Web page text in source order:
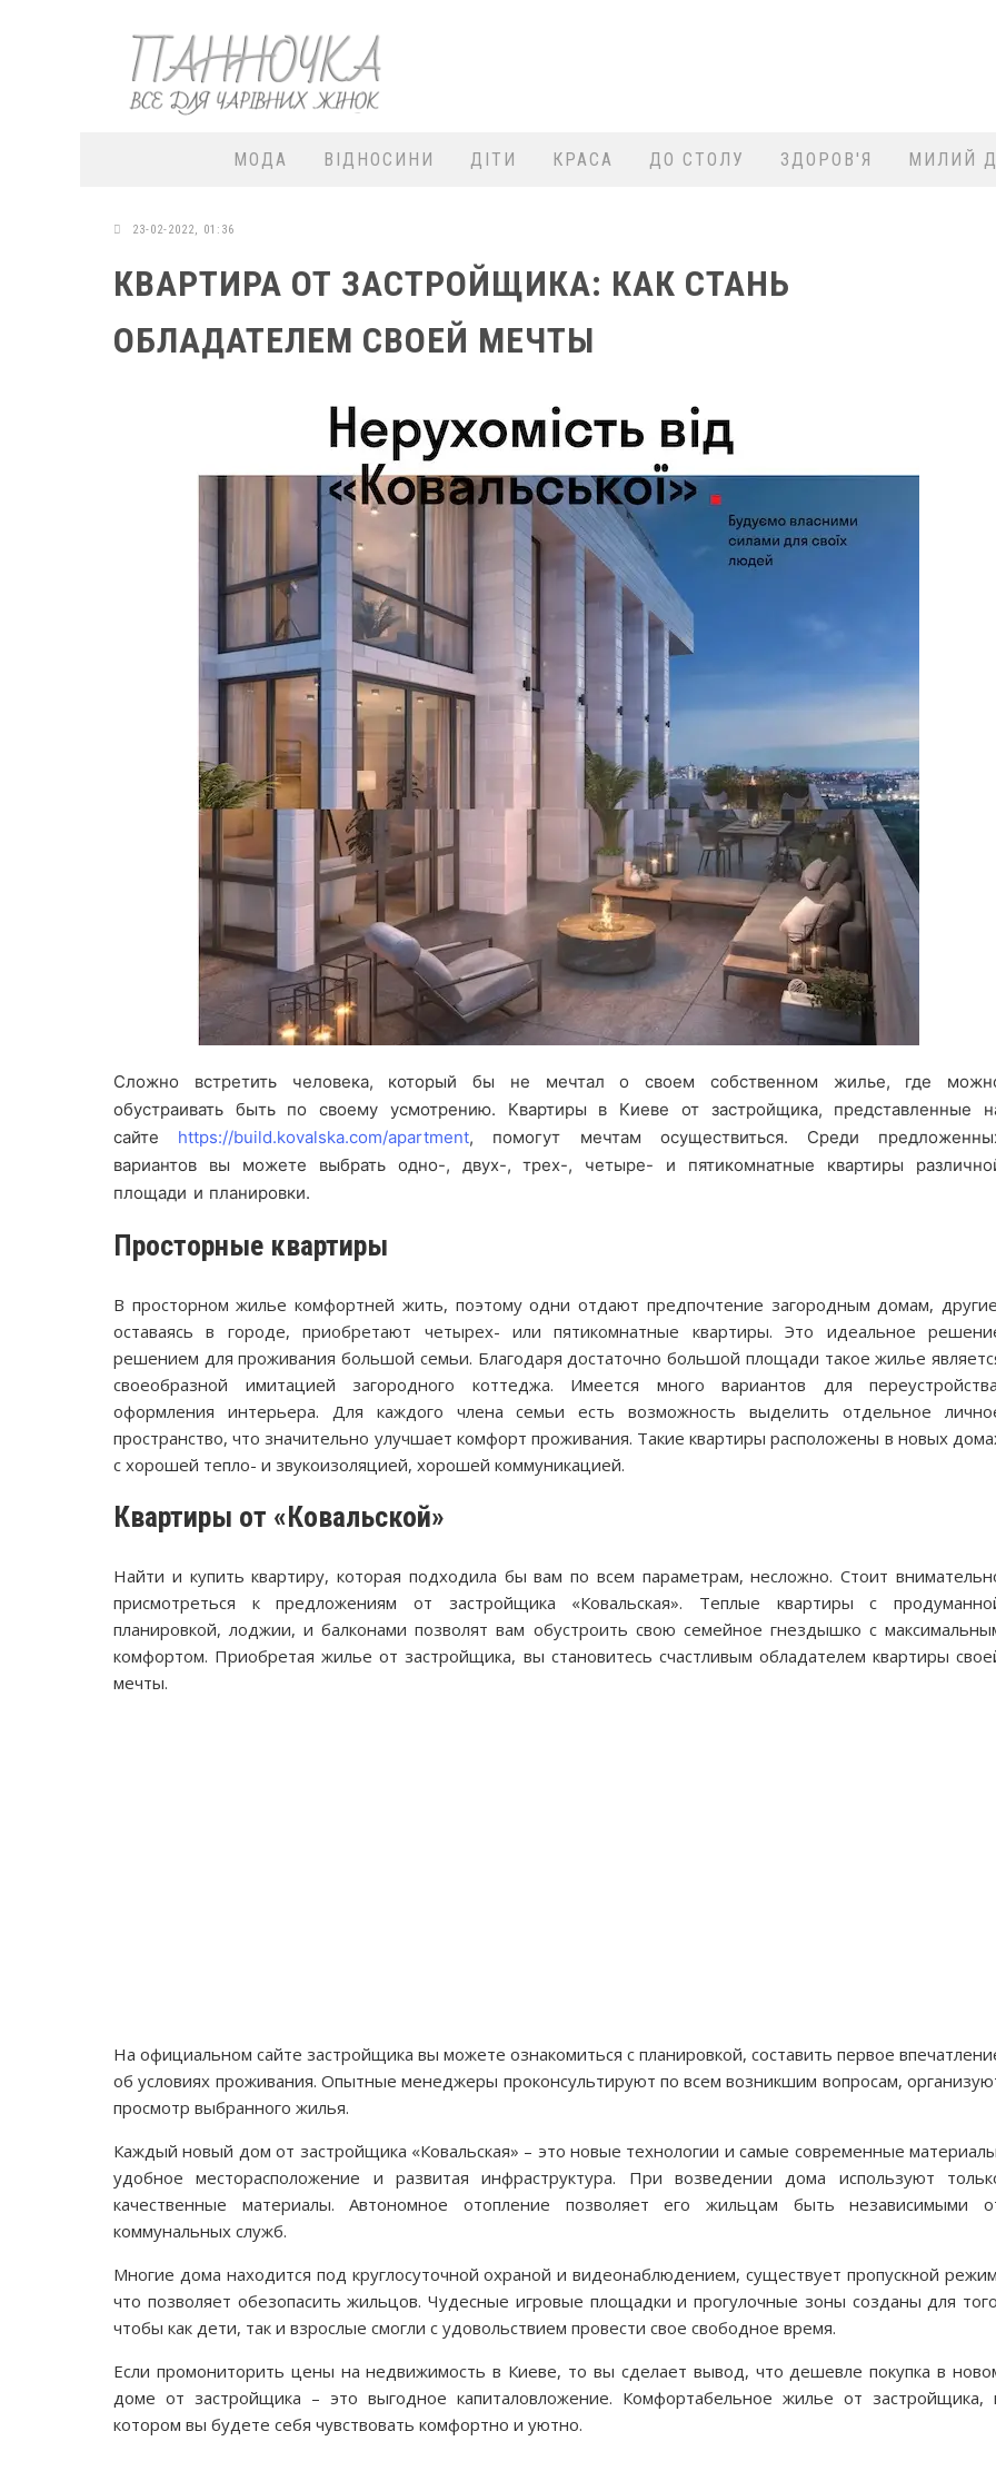
МОДА ВІДНОСИНИ ДІТИ КРАСА ДО СТОЛУ ЗДОРОВ'Я МИЛИЙ
23-02-2022, 01:36
КВАРТИРА ОТ ЗАСТРОЙЩИКА: КАК СТАНЬ
ОБЛАДАТЕЛЕМ СВОЕЙ МЕЧТЫ
Сложно встретить человека, который бы не мечтал о своем собственном жилье, где
обустраивать быть по своему усмотрению. Квартиры в Киеве от застройщика, представленные
сайте
https://build.kovalska.com/apartment, помогут мечтам осуществиться. Среди
вариантов вы можете выбрать одно-, двух-, трех-, четыре- и пятикомнатные квартиры
площади и планировки.
Просторные квартиры
В просторном жилье комфортней жить, поэтому одни отдают предпочтение загородным домам,
оставаясь в городе, приобретают четырех- или пятикомнатные квартиры. Это идеальное
решением для проживания большой семьи. Благодаря достаточно большой площади такое жилье
своеобразной имитацией загородного коттеджа. Имеется много вариантов для
оформления интерьера. Для каждого члена семьи есть возможность выделить отдельное
пространство, что значительно улучшает комфорт проживания. Такие квартиры расположены в новых
с хорошей тепло- и звукоизоляцией, хорошей коммуникацией.
Квартиры от «Ковальской»
Найти и купить квартиру, которая подходила бы вам по всем параметрам, несложно. Стоит
присмотреться к предложениям от застройщика «Ковальская». Теплые квартиры с
планировкой, лоджии, и балконами позволят вам обустроить свою семейное гнездышко с
комфортом. Приобретая жилье от застройщика, вы становитесь счастливым обладателем квартиры
мечты.
На официальном сайте застройщика вы можете ознакомиться с планировкой, составить первое
об условиях проживания. Опытные менеджеры проконсультируют по всем возникшим вопросам,
просмотр выбранного жилья.
Каждый новый дом от застройщика «Ковальская» – это новые технологии и самые современные
удобное месторасположение и развитая инфраструктура. При возведении дома используют
качественные материалы. Автономное отопление позволяет его жильцам быть независимыми
коммунальных служб.
Многие дома находится под круглосуточной охраной и видеонаблюдением, существует пропускной
что позволяет обезопасить жильцов. Чудесные игровые площадки и прогулочные зоны созданы для
чтобы как дети, так и взрослые смогли с удовольствием провести свое свободное время.
Если промониторить цены на недвижимость в Киеве, то вы сделает вывод, что дешевле покупка в
доме от застройщика – это выгодное капиталовложение. Комфортабельное жилье от застройщика,
котором вы будете себя чувствовать комфортно и уютно.